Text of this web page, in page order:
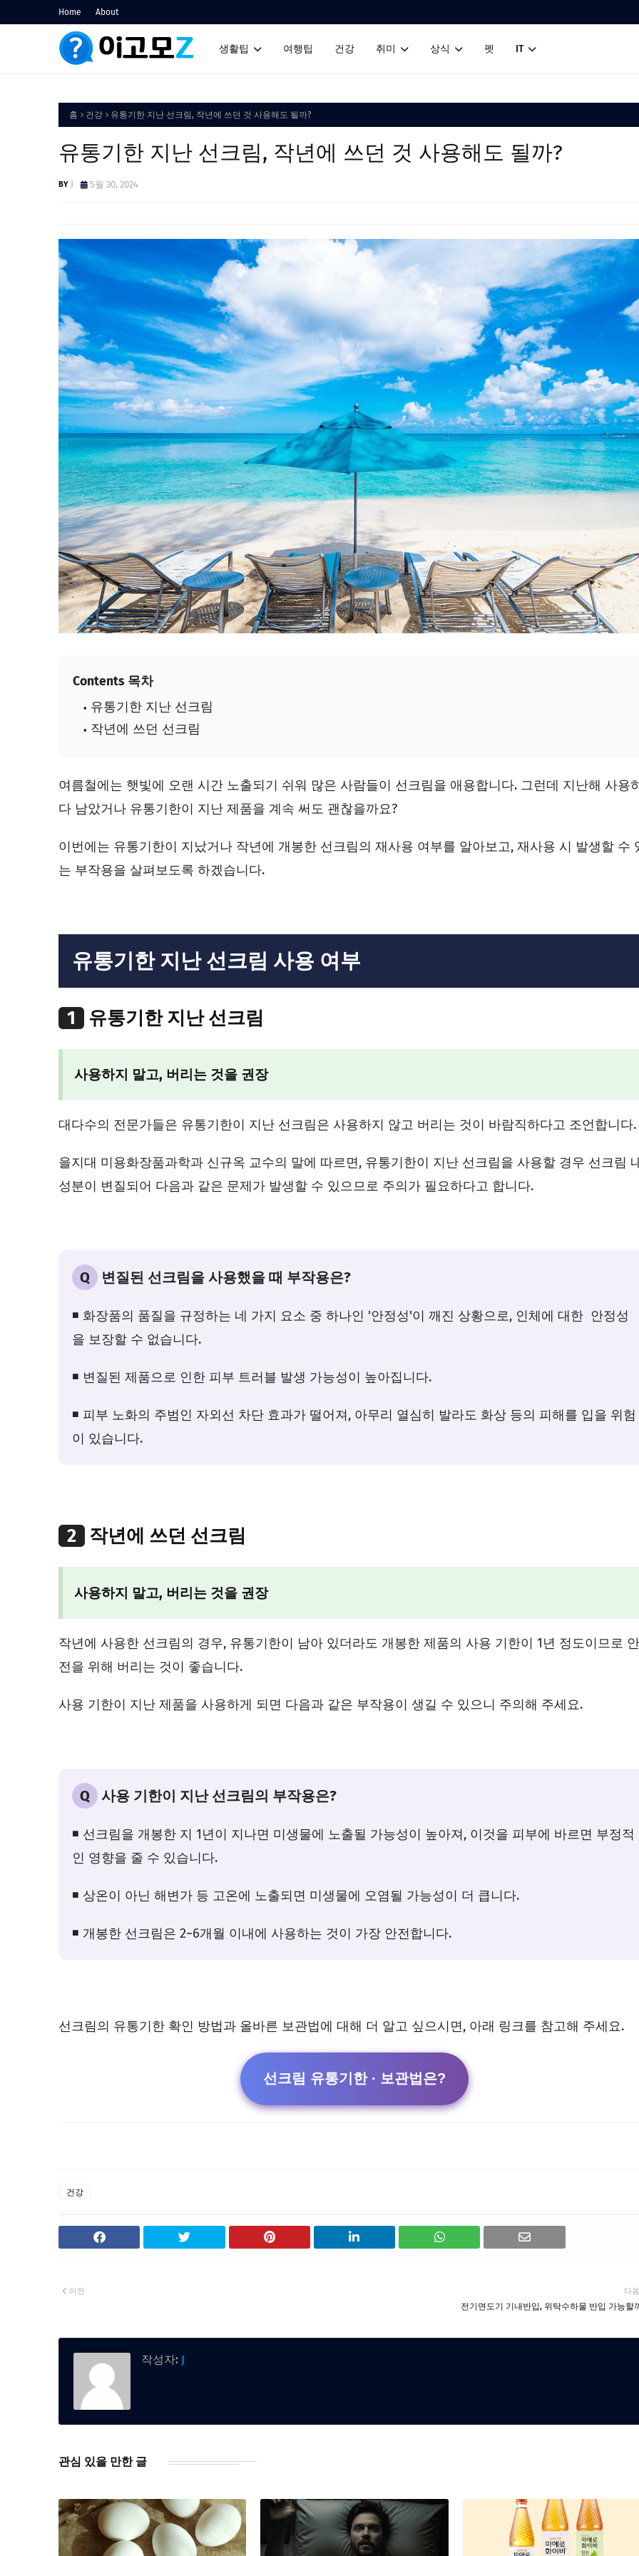
Home About
생활팁 여행팁 건강 취미 상식 펫 IT
홈 건강 유통기한 지난 선크림, 작년에 쓰던 것 사용해도 될까?
유통기한 지난 선크림, 작년에 쓰던 것 사용해도 될까?
J 5월 30, 2024
Contents 목차
유통기한 지난 선크림
작년에 쓰던 선크림
여름철에는 햇빛에 오랜 시간 노출되기 쉬워 많은 사람들이 선크림을 애용합니다. 그런데 지난해 사용
다 남았거나 유통기한이 지난 제품을 계속 써도 괜찮을까요?
이번에는 유통기한이 지났거나 작년에 개봉한 선크림의 재사용 여부를 알아보고, 재사용 시 발생할 수
는 부작용을 살펴보도록 하겠습니다.
유통기한 지난 선크림 사용 여부
1 유통기한 지난 선크림
사용하지 말고, 버리는 것을 권장
대다수의 전문가들은 유통기한이 지난 선크림은 사용하지 않고 버리는 것이 바람직하다고 조언합니다.
을지대 미용화장품과학과 신규옥 교수의 말에 따르면, 유통기한이 지난 선크림을 사용할 경우 선크림
성분이 변질되어 다음과 같은 문제가 발생할 수 있으므로 주의가 필요하다고 합니다.
Q 변질된 선크림을 사용했을 때 부작용은?
◾ 화장품의 품질을 규정하는 네 가지 요소 중 하나인 '안정성'이 깨진 상황으로, 인체에 대한 안정성
을 보장할 수 없습니다.
◾ 변질된 제품으로 인한 피부 트러블 발생 가능성이 높아집니다.
◾ 피부 노화의 주범인 자외선 차단 효과가 떨어져, 아무리 열심히 발라도 화상 등의 피해를 입을 위험
이 있습니다.
2 작년에 쓰던 선크림
사용하지 말고, 버리는 것을 권장
작년에 사용한 선크림의 경우, 유통기한이 남아 있더라도 개봉한 제품의 사용 기한이 1년 정도이므로 안
전을 위해 버리는 것이 좋습니다.
사용 기한이 지난 제품을 사용하게 되면 다음과 같은 부작용이 생길 수 있으니 주의해 주세요.
Q 사용 기한이 지난 선크림의 부작용은?
◾ 선크림을 개봉한 지 1년이 지나면 미생물에 노출될 가능성이 높아져, 이것을 피부에 바르면 부정적
인 영향을 줄 수 있습니다.
◾ 상온이 아닌 해변가 등 고온에 노출되면 미생물에 오염될 가능성이 더 큽니다.
◾ 개봉한 선크림은 2~6개월 이내에 사용하는 것이 가장 안전합니다.
선크림의 유통기한 확인 방법과 올바른 보관법에 대해 더 알고 싶으시면, 아래 링크를 참고해 주세요.
선크림 유통기한 ∙ 보관법은?
건강
다음
전기면도기 기내반입, 위탁수하물 반입 가능할
이전
작성자: J
관심 있을 만한 글